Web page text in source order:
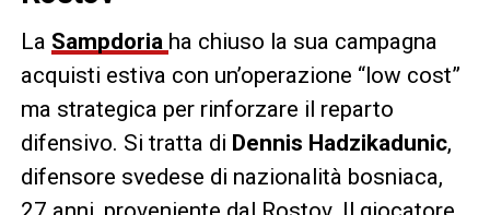
La Sampdoria ha chiuso la sua campagna
acquisti estiva con un’operazione “low cost”
ma strategica per rinforzare il reparto
difensivo. Si tratta di Dennis Hadzikadunic,
difensore svedese di nazionalità bosniaca,